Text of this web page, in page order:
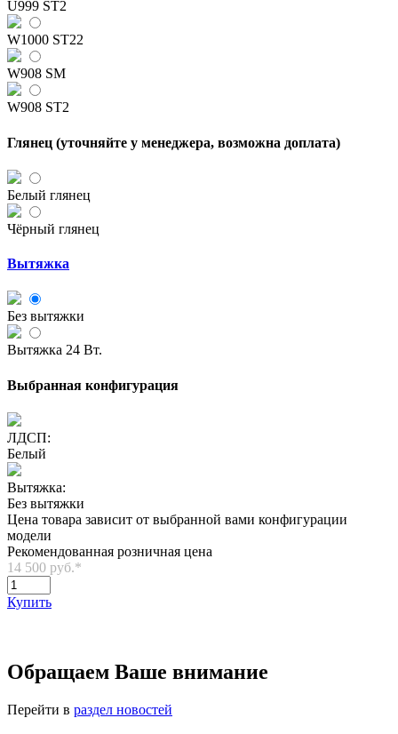
U999 ST2
W1000 ST22
W908 SM
W908 ST2
Глянец (уточняйте у менеджера, возможна доплата)
Белый глянец
Чёрный глянец
Вытяжка
Без вытяжки
Вытяжка 24 Вт.
Выбранная конфигурация
ЛДСП:
Белый
Вытяжка:
Без вытяжки
Цена товара зависит от выбранной вами конфигурации
модели
Рекомендованная розничная цена
14 500 руб.*
Купить
Обращаем Ваше внимание
Перейти в раздел новостей